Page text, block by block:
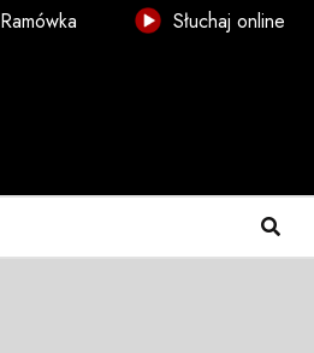
Ramówka Słuchaj online